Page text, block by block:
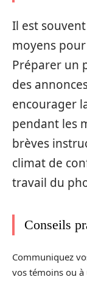
Il est
moyens
Préparer un
des
encourager
pendant les
brèves
climat de
travail du
Conseils
Communiquez
vos témoins ou à